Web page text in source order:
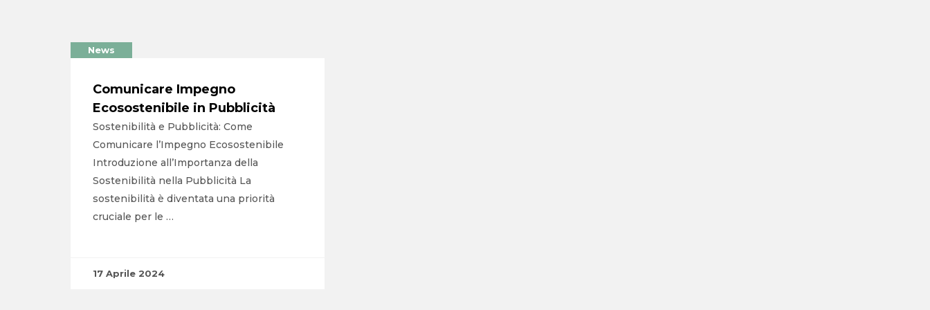
News
Comunicare Impegno
Ecosostenibile in Pubblicità
Sostenibilità e Pubblicità: Come
Comunicare l’Impegno Ecosostenibile
Introduzione all’Importanza della
Sostenibilità nella Pubblicità La
sostenibilità è diventata una priorità
cruciale per le …
17 Aprile 2024